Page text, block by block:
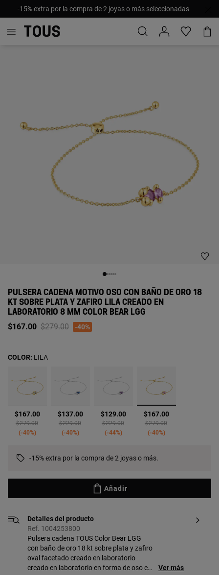
-15% extra por la compra de 2 joyas o más seleccionadas
PULSERA CADENA MOTIVO OSO CON BAÑO DE ORO 18
KT SOBRE PLATA Y ZAFIRO LILA CREADO EN
LABORATORIO 8 MM COLOR BEAR LGG
$167.00 Price reduced from
$279.00to-40%
$167.00
Price reduced from
$279.00to
-40%
$137.00
Price reduced from
$229.00to
-40%
$129.00
Price reduced from
$229.00to
-44%
seleccionado
$167.00
Price reduced from
$279.00to
-40%
COLOR: LILA
-15% extra por la compra de 2 joyas o más.
Añadir
Detalles del producto
Ref. 1004253800
Pulsera cadena TOUS Color Bear LGG
con baño de oro 18 kt sobre plata y zafiro
oval facetado creado en laboratorio
creado en laboratorio en forma de oso en
Ver más